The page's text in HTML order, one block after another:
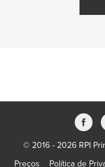
© 2016 - 2026 RPI
Preços
Política de